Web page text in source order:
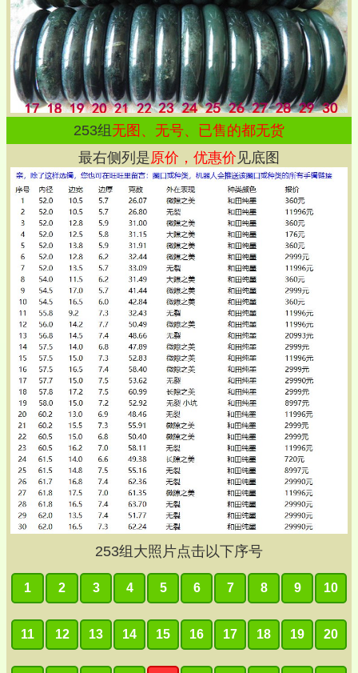
253组 无图、无号、已售的都无货
最右侧列是原价，优惠价 见底图
253组大照片点击以下序号
1 2 3 4 5 6 7 8 9 10
11 12 13 14 15 16 17 18 19 20